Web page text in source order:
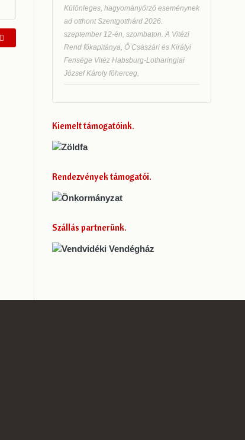
Elbűvölve - Zene és természet a képzőművészetben
Különleges, hagyományőrző eseménynek
ad otthont Szentgotthárd 2026.
szeptember 12-én, szombaton. A Vitézi
Rend főkapitánya, Ő Császári és Királyi
Fensége Vitéz Habsburg-Lotharingiai
József Károly főherceg,
Kiemelt támogatóink
Rendezvények támogatói
Szállás partnerünk